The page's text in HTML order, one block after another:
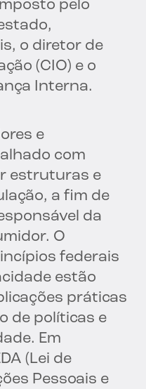
pelo
o diretor de
(CIO) e o
Interna.
e
com
estruturas e
a fim de
da
O
federais
estão
práticas
de políticas e
Em
(Lei de
Pessoais e